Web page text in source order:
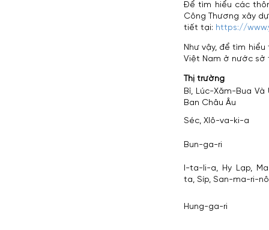
Để tìm hiểu các
Công Thương xây
tiết tại: https://
Như vậy, để tìm
Việt Nam ở nước sở
Thị trường
Bỉ, Lúc-Xăm-Bua Và
Ban Châu Âu
Séc, Xlô-va-ki-a
Bun-ga-ri
I-ta-li-a, Hy Lạp,
ta, Síp, San-ma-ri-nô
Hung-ga-ri